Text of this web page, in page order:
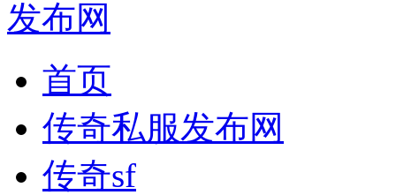
首页
传奇私服发布网
传奇sf